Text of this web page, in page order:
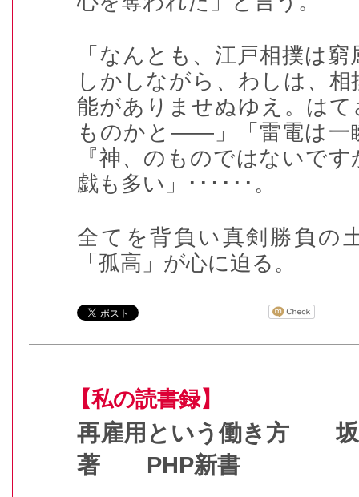
「なんとも、江戸相撲は
しかしながら、わしは、
能がありませぬゆえ。は
ものかと――」「雷電は一
『神、のものではないで
戯も多い」
･･････ 。
全てを背負い真剣勝負の
「孤高」が心に迫る。
【私の読書録】
再雇用という働き方 坂
著 PHP新書